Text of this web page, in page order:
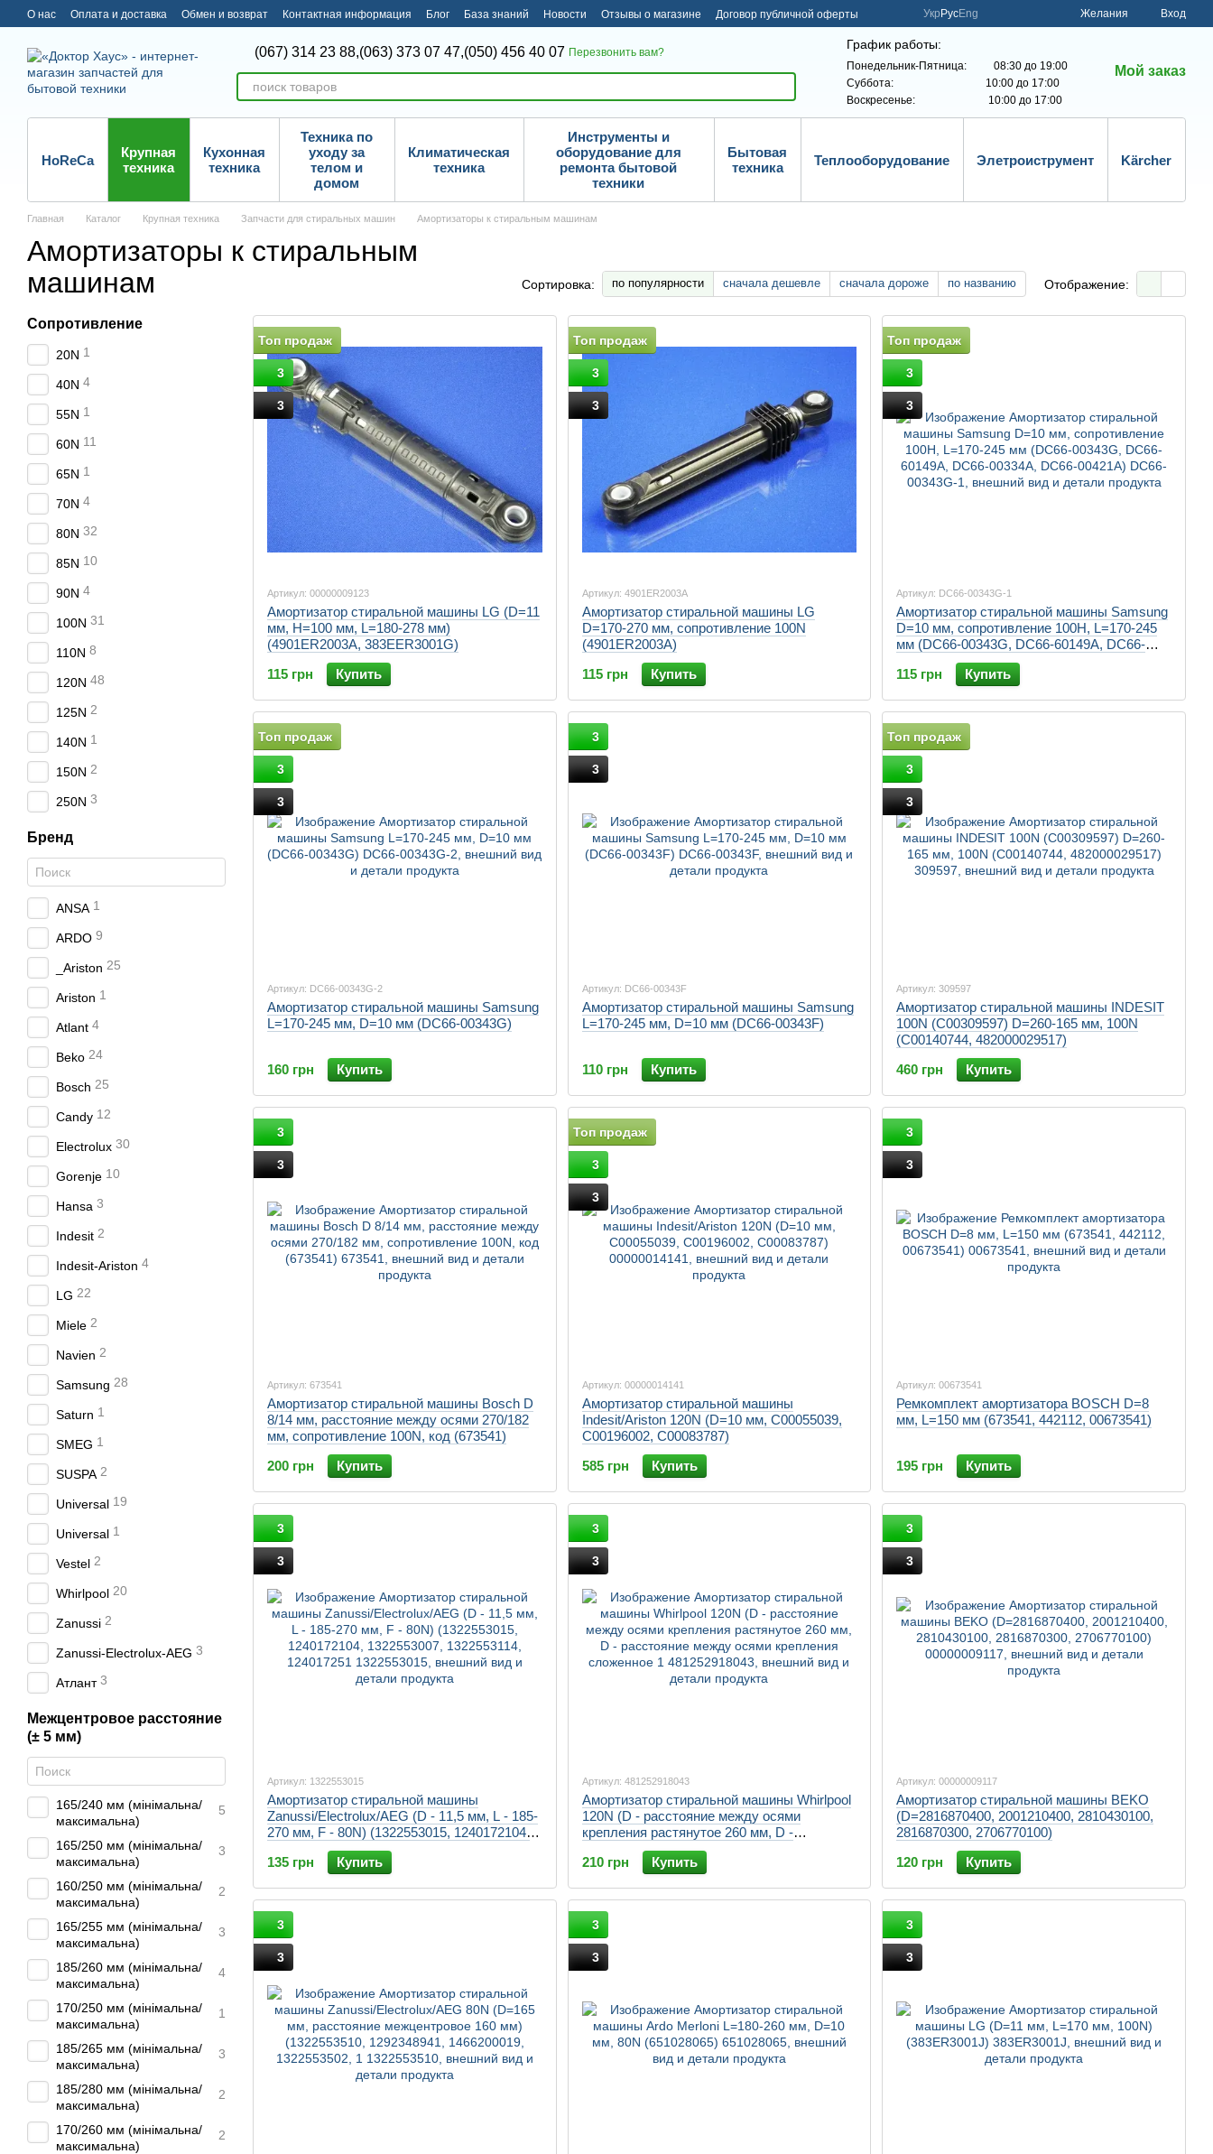
Перейти к основному контенту
О нас Оплата и доставка Обмен и возврат Контактная информация Блог База знаний Новости Отзывы о магазине Договор публичной оферты Укр РусEng Желания Вход
(067) 314 23 88,(063) 373 07 47,(050) 456 40 07 Перезвонить вам?
График работы:
Понедельник-Пятница: 08:30 до 19:00
Суббота: 10:00 до 17:00
Воскресенье: 10:00 до 17:00
Мой заказ
HoReCa
Крупная
техника
Кухонная
техника
Техника по
уходу за
телом и
домом
Климатическая
техника
Инструменты и
оборудование для
ремонта бытовой
техники
Бытовая
техника
Теплооборудование Элетроиструмент Kärcher
Главная Каталог Крупная техника Запчасти для стиральных машин Амортизаторы к стиральным машинам
Амортизаторы к стиральным
машинам
Сортировка: по популярности сначала дешевле сначала дороже по названию Отображение:
Топ продаж
3
3
Артикул: 00000009123
Амортизатор стиральной машины LG (D=11
мм, H=100 мм, L=180-278 мм)
(4901ER2003A, 383EER3001G)
115 грн
Купить
Топ продаж
3
3
Артикул: 4901ER2003A
Амортизатор стиральной машины LG
D=170-270 мм, сопротивление 100N
(4901ER2003A)
115 грн
Купить
Топ продаж
3
3
Артикул: DC66-00343G-1
Амортизатор стиральной машины Samsung
D=10 мм, сопротивление 100H, L=170-245
мм (DC66-00343G, DC66-60149A, DC66-
00334A, DC66-00421A)
115 грн
Купить
Топ продаж
3
3
Артикул: DC66-00343G-2
Амортизатор стиральной машины Samsung
L=170-245 мм, D=10 мм (DC66-00343G)
160 грн Купить
3
3
Артикул: DC66-00343F
Амортизатор стиральной машины Samsung
L=170-245 мм, D=10 мм (DC66-00343F)
110 грн Купить
Топ продаж
3
3
Артикул: 309597
Амортизатор стиральной машины INDESIT
100N (C00309597) D=260-165 мм, 100N
(C00140744, 482000029517)
460 грн
Купить
3
3
Артикул: 673541
Амортизатор стиральной машины Bosch D
8/14 мм, расстояние между осями 270/182
мм, сопротивление 100N, код (673541)
200 грн
Купить
Топ продаж
3
3
Артикул: 00000014141
Амортизатор стиральной машины
Indesit/Ariston 120N (D=10 мм, C00055039,
C00196002, C00083787)
585 грн
Купить
3
3
Артикул: 00673541
Ремкомплект амортизатора BOSCH D=8
мм, L=150 мм (673541, 442112, 00673541)
195 грн Купить
3
3
Артикул: 1322553015
Амортизатор стиральной машины
Zanussi/Electrolux/AEG (D - 11,5 мм, L - 185-
270 мм, F - 80N) (1322553015, 1240172104,
1322553007, 1322553114, 124017251
135 грн
Купить
3
3
Артикул: 481252918043
Амортизатор стиральной машины Whirlpool
120N (D - расстояние между осями
крепления растянутое 260 мм, D -
расстояние между осями крепления
сложенное 1
210 грн Купить
3
3
Артикул: 00000009117
Амортизатор стиральной машины BEKO
(D=2816870400, 2001210400, 2810430100,
2816870300, 2706770100)
120 грн
Купить
3
3
3
3
3
3
Сопротивление
20N 1
40N 4
55N 1
60N 11
65N 1
70N 4
80N 32
85N 10
90N 4
100N 31
110N 8
120N 48
125N 2
140N 1
150N 2
250N 3
Бренд
ANSA 1
ARDO 9
_Ariston 25
Ariston 1
Atlant 4
Beko 24
Bosch 25
Candy 12
Electrolux 30
Gorenje 10
Hansa 3
Indesit 2
Indesit-Ariston 4
LG 22
Miele 2
Navien 2
Samsung 28
Saturn 1
SMEG 1
SUSPA 2
Universal 19
Universal 1
Vestel 2
Whirlpool 20
Zanussi 2
Zanussi-Electrolux-AEG 3
Атлант 3
Межцентровое расстояние
(± 5 мм)
165/240 мм (мінімальна/
максимальна)
5
165/250 мм (мінімальна/
максимальна)
3
160/250 мм (мінімальна/
максимальна)
2
165/255 мм (мінімальна/
максимальна)
3
185/260 мм (мінімальна/
максимальна)
4
170/250 мм (мінімальна/
максимальна)
1
185/265 мм (мінімальна/
максимальна)
3
185/280 мм (мінімальна/
максимальна)
2
170/260 мм (мінімальна/
максимальна)
2